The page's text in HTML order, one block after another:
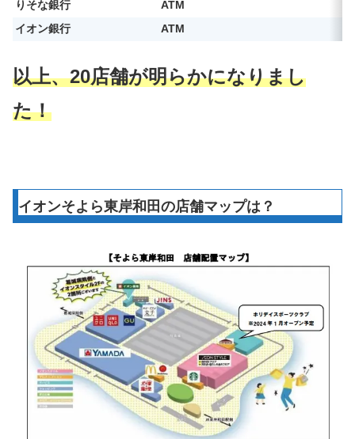
りそな銀行
ATM
イオン銀行
ATM
以上、20店舗が明らかになりまし
た！
イオンそよら東岸和田の店舗マップは？